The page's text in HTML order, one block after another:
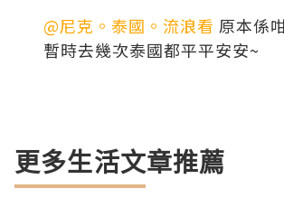
@尼克。泰國。流浪看 原本係
暫時去幾次泰國都平平安安~
更多生活文章推薦